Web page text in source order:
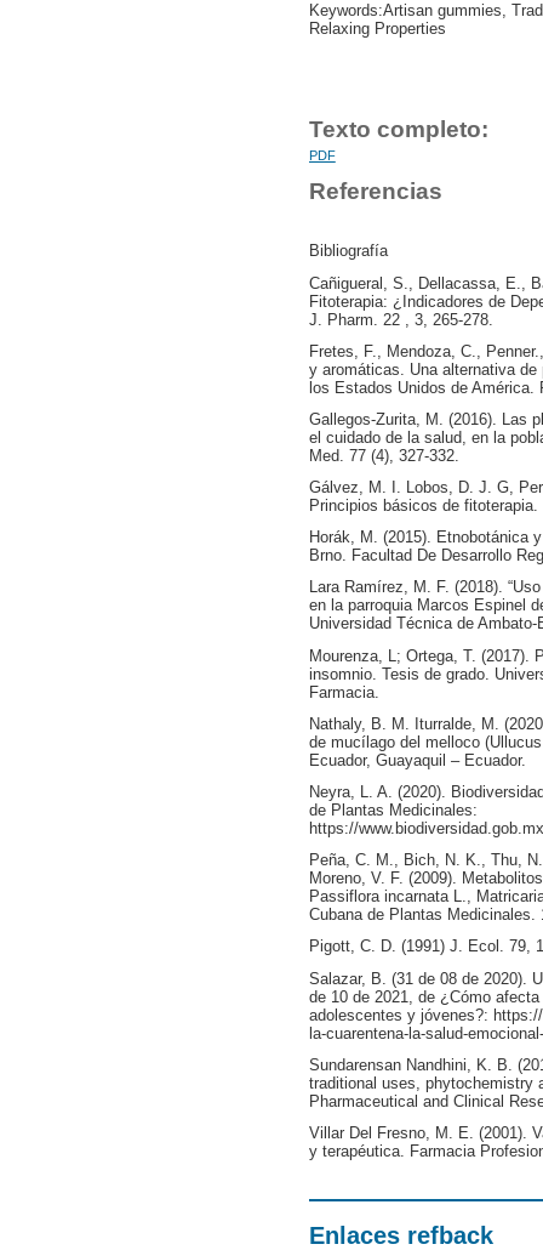
Keywords:Artisan gummies,
Relaxing Properties
Texto completo:
PDF
Referencias
Bibliografía
Cañigueral, S., Dellacassa, E.,
Fitoterapia: ¿Indicadores de
J. Pharm. 22 , 3, 265-278.
Fretes, F., Mendoza, C.,
y aromáticas. Una alternativa
los Estados Unidos de América.
Gallegos-Zurita, M. (2016). Las
el cuidado de la salud, en la
Med. 77 (4), 327-332.
Gálvez, M. I. Lobos, D. J. G,
Principios básicos de fitoterapia.
Horák, M. (2015). Etnobotánica
Brno. Facultad De Desarrollo
Lara Ramírez, M. F. (2018).
en la parroquia Marcos Espinel
Universidad Técnica de Ambato-
Mourenza, L; Ortega, T. (2017).
insomnio. Tesis de grado.
Farmacia.
Nathaly, B. M. Iturralde, M.
de mucílago del melloco
Ecuador, Guayaquil – Ecuador.
Neyra, L. A. (2020).
de Plantas Medicinales:
https://
Peña, C. M., Bich, N. K., Thu,
Moreno, V. F. (2009).
Passiflora incarnata L.,
Cubana de Plantas Medicinales.
Pigott, C. D. (1991) J. Ecol. 79,
Salazar, B. (31 de 08 de 2020).
de 10 de 2021, de ¿Cómo
adolescentes y jóvenes?:
la-cuarentena-la-salud-
Sundarensan Nandhini, K. B.
traditional uses, phytochemistry
Pharmaceutical and Clinical
Villar Del Fresno, M. E. (2001).
y terapéutica. Farmacia
Enlaces refback